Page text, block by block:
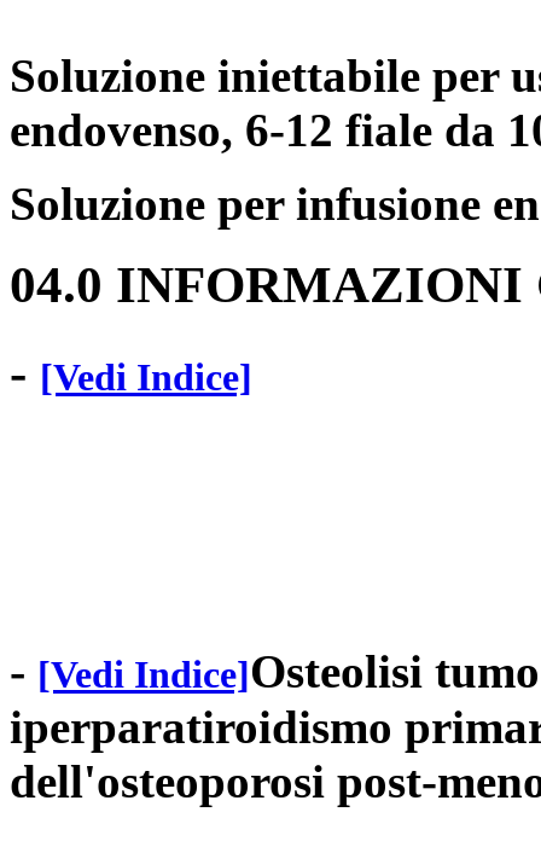
Soluzione iniettabile per
endovenso, 6-12 fiale da
Soluzione per infusione
04.0
- [Vedi Indice]
- [Vedi Indice]Osteolisi
iperparatiroidismo
dell'osteoporosi post-